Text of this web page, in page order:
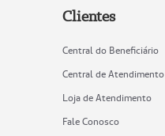
Clientes
Central do Beneficiário
Central de Atendimento
Loja de Atendimento
Fale Conosco